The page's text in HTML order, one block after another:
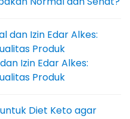
Izin Edar Alkes:
Produk